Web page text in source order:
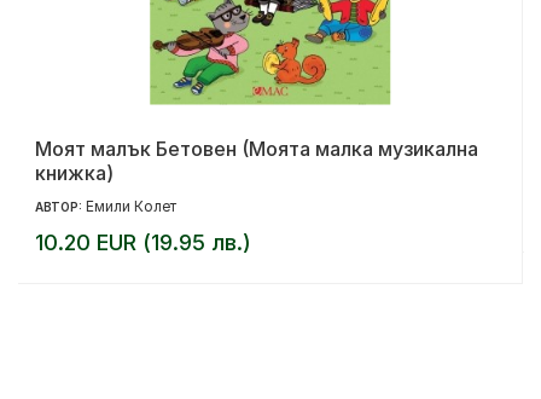
Моят малък Бетовен (Моята малка музикална
книжка)
АВТОР: Емили Колет
10.20 EUR (19.95 лв.)